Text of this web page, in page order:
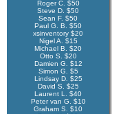
Roger C. $50
Steve D. $50
Sean F. $50
Paul G. B. $50
xsinventory $20
Nigel A. $15
Michael B. $20
Otto S. $20
Damien G. $12
Simon G. $5
Lindsay D. $25
David S. $25
Laurent L. $40
Peter van G. $10
Graham S. $10